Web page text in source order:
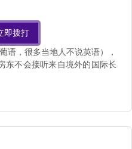
即拨打
语，很多当地人不说英语），
东不会接听来自境外的国际长